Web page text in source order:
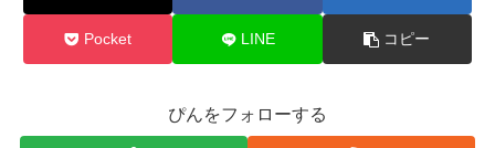
Pocket LINE コピー
ぴんをフォローする